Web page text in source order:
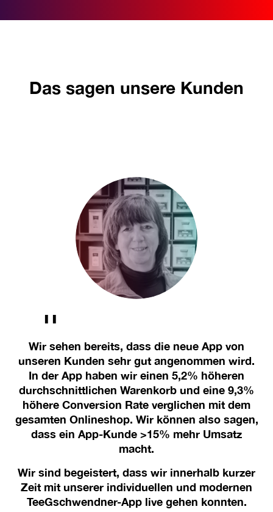
Das sagen unsere Kunden
Wir sehen bereits, dass die neue App von
unseren Kunden sehr gut angenommen wird.
In der App haben wir einen 5,2% höheren
durchschnittlichen Warenkorb und eine 9,3%
höhere Conversion Rate verglichen mit dem
gesamten Onlineshop. Wir können also sagen,
dass ein App-Kunde >15% mehr Umsatz
macht.
Wir sind begeistert, dass wir innerhalb kurzer
Zeit mit unserer individuellen und modernen
TeeGschwendner-App live gehen konnten.